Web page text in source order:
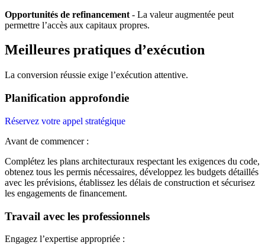
Opportunités de refinancement - La valeur augmentée peut
permettre l’accès aux capitaux propres.
Meilleures pratiques d’exécution
La conversion réussie exige l’exécution attentive.
Planification approfondie
Réservez votre appel stratégique
Avant de commencer :
Complétez les plans architecturaux respectant les exigences du code,
obtenez tous les permis nécessaires, développez les budgets détaillés
avec les prévisions, établissez les délais de construction et sécurisez
les engagements de financement.
Travail avec les professionnels
Engagez l’expertise appropriée :